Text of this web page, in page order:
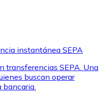
instantánea SEPA
transferencias SEPA. Una
buscan operar